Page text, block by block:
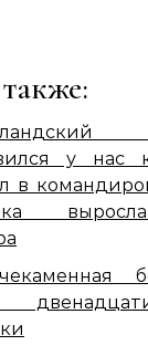
у нас
в